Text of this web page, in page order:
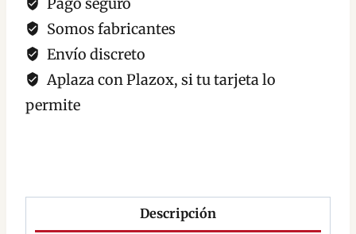
Somos fabricantes
Envío discreto
Aplaza con Plazox, si tu tarjeta lo
permite
Descripción